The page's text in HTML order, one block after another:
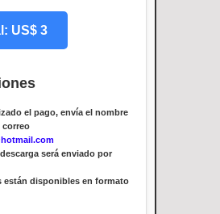
US$ 3
el pago, envía el nombre
correo
será enviado por
están disponibles en formato